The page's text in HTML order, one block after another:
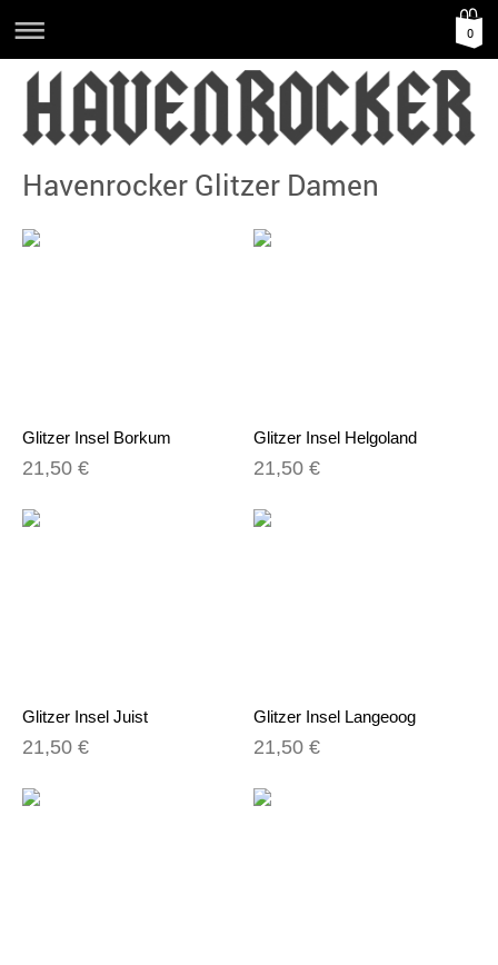
0
Havenrocker Glitzer Damen
Glitzer Insel Borkum
21,50 €
Glitzer Insel Helgoland
21,50 €
Glitzer Insel Juist
21,50 €
Glitzer Insel Langeoog
21,50 €